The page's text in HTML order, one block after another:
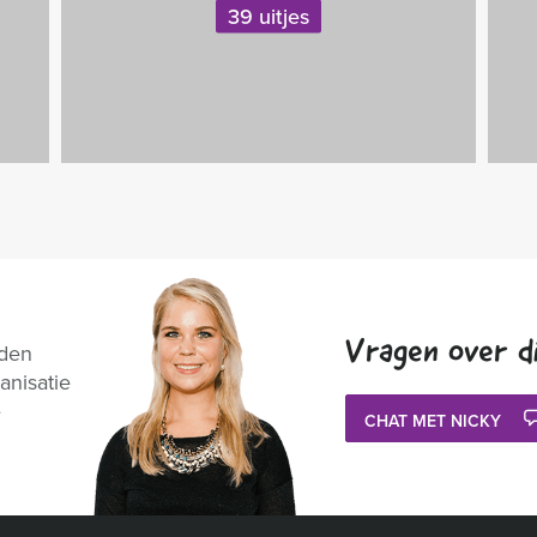
39 uitjes
Vragen over
CHAT MET NICKY